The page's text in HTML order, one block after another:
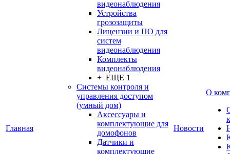
Главная
видеонаблюдения
Устройства
грозозащиты
Лицензии и ПО для
систем
видеонаблюдения
Комплекты
видеонаблюдения
+ ЕЩЕ 1
Системы контроля и
управления доступом
(умный дом)
Аксессуары и
комплектующие для
домофонов
Датчики и
комплектующие
Новости
О